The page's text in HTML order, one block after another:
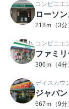
コンビニエ
ローソ
218ｍ（3分
コンビニエ
ファミ
306ｍ（4分
ディスカウ
ジャパ
667ｍ（9分